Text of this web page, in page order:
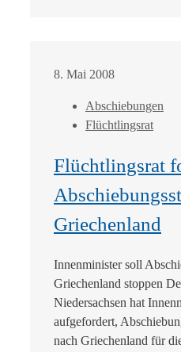
8. Mai 2008
Abschiebungen
Flüchtlingsrat
Flüchtlingsrat
Griechenland
Innenminister soll
Griechenland stoppen
Niedersachsen hat
aufgefordert,
nach Griechenland für